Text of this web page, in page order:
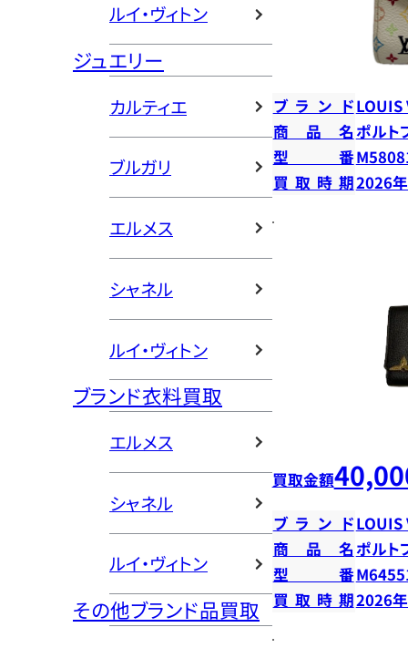
ルイ・ヴィトン
ジュエリー
カルティエ
ブルガリ
エルメス
シャネル
ルイ・ヴィトン
ブランド衣料買取
エルメス
シャネル
ルイ・ヴィトン
その他ブランド品買取
ブランドLOUIS
商品名ポルト
型番
買取時期2026
買取金額
ブランドLOUIS
商品名ポルト
型番
買取時期2026